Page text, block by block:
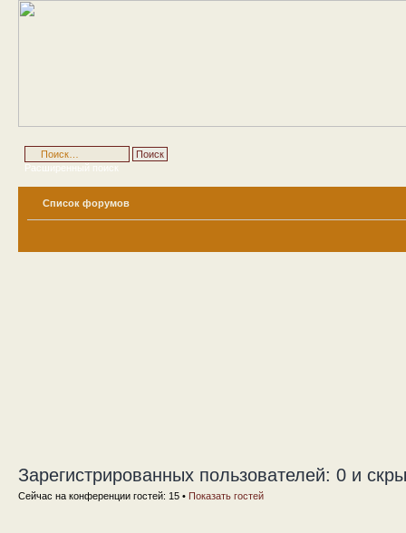
Расширенный поиск
Список форумов
Зарегистрированных пользователей: 0 и
Сейчас на конференции гостей: 15 • Показать гостей